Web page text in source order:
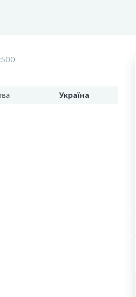
Україна